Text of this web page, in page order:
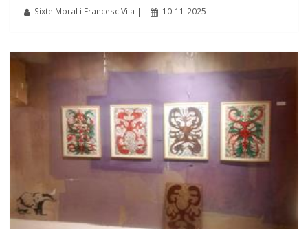
Sixte Moral i Francesc Vila | 10-11-2025